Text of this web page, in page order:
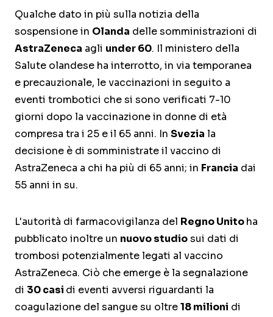
Qualche dato in più sulla notizia della
sospensione in Olanda delle somministrazioni di
AstraZeneca agli under 60. Il ministero della
Salute olandese ha interrotto, in via temporanea
e precauzionale, le vaccinazioni in seguito a
eventi trombotici che si sono verificati 7-10
giorni dopo la vaccinazione in donne di età
compresa tra i 25 e il 65 anni. In Svezia la
decisione è di somministrate il vaccino di
AstraZeneca a chi ha più di 65 anni; in Francia dai
55 anni in su.
L'autorità di farmacovigilanza del Regno Unitoha
pubblicato inoltre un nuovo studiosui dati di
trombosi potenzialmente legati al vaccino
AstraZeneca. Ciò che emerge è la segnalazione
di 30 casi di eventi avversi riguardanti la
coagulazione del sangue su oltre18 milioni di